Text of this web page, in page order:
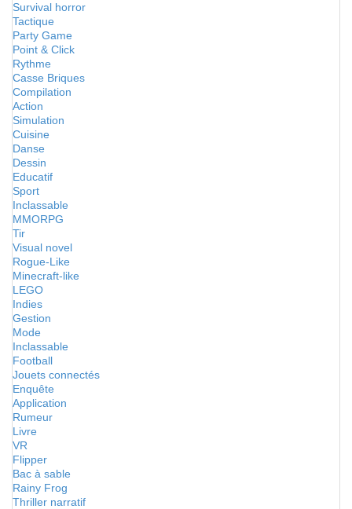
Survival horror
Tactique
Party Game
Point & Click
Rythme
Casse Briques
Compilation
Action
Simulation
Cuisine
Danse
Dessin
Educatif
Sport
Inclassable
MMORPG
Tir
Visual novel
Rogue-Like
Minecraft-like
LEGO
Indies
Gestion
Mode
Inclassable
Football
Jouets connectés
Enquête
Application
Rumeur
Livre
VR
Flipper
Bac à sable
Rainy Frog
Thriller narratif